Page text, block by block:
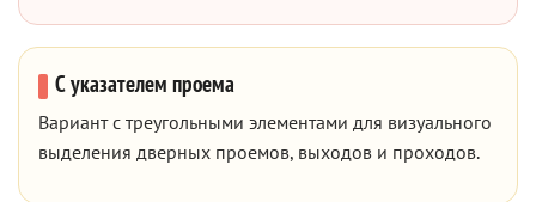
С указателем проема
Вариант с треугольными элементами для визуального
выделения дверных проемов, выходов и проходов.